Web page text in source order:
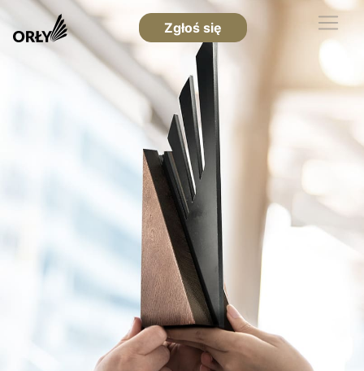
Zgłoś się